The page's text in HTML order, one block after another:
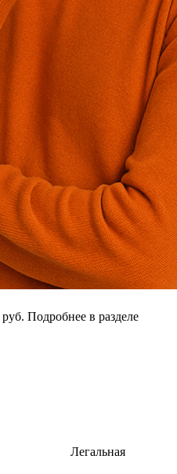
Подробнее в разделе
Легальная